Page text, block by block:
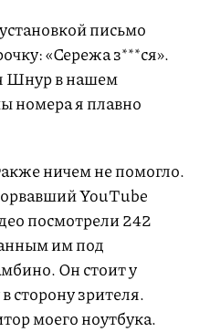
письмо
«Сережа з***ся».
Шнур в нашем
номера я плавно
ничем не помогло.
YouTube
посмотрели 242
им под
Он стоит у
сторону зрителя.
моего ноутбука.